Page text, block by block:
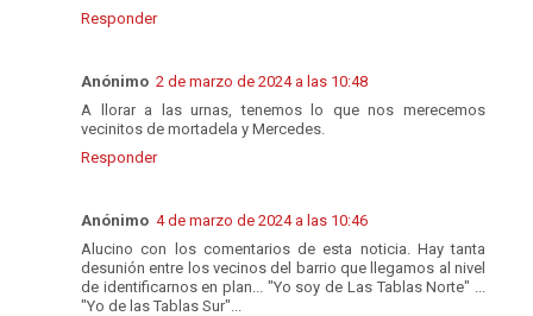
Responder
Anónimo 2 de marzo de 2024 a las 10:48
A llorar a las urnas, tenemos lo que nos merecemos
vecinitos de mortadela y Mercedes.
Responder
Anónimo 4 de marzo de 2024 a las 10:46
Alucino con los comentarios de esta noticia. Hay tanta
desunión entre los vecinos del barrio que llegamos al nivel
de identificarnos en plan... "Yo soy de Las Tablas Norte" ...
"Yo de las Tablas Sur"...